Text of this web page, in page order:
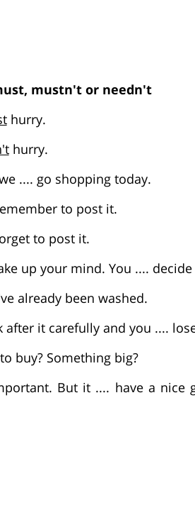
mustn't or needn't
hurry.
hurry.
.... go shopping today.
to post it.
to post it.
up your mind. You ....
already been washed.
after it carefully and you ....
buy? Something big?
But it .... have a nice